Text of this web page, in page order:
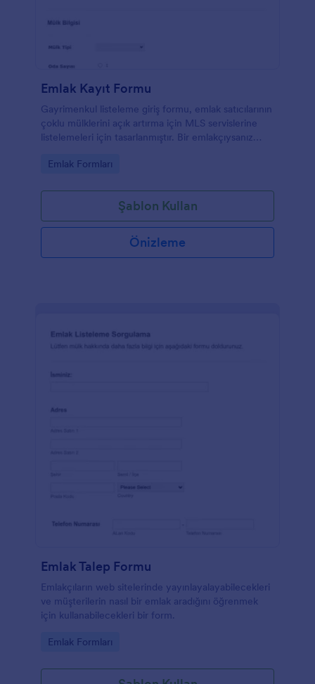
Emlak Kayıt Formu
Gayrimenkul listeleme giriş formu, emlak satıcılarının
çoklu mülklerini açık artırma için MLS servislerine
listelemeleri için tasarlanmıştır. Bir emlakçıysanız
giriş formu, satıcılardan gayrimenkullerin
masaüstü, akıllı telefonlar veya tabletler gibi herhangi
bir cihazı kullanarak bu MLS formunu kolayca
doldurabilir ve mülk bilgileri, tasarım ve yapım ve
satıcının bilgileri gibi sorular sorabilir. Bu emlak girişi
formunu kullanın ve daha fazla satıcı çekmek için
Go to Category:
Emlak Formları
Şablon Kullan
Önizleme
Emlak Talep Formu
Emlakçıların web sitelerinde yayınlayalayabilecekleri
ve müşterilerin nasıl bir emlak aradığını öğrenmek
için kullanabilecekleri bir form.
Go to Category:
Emlak Formları